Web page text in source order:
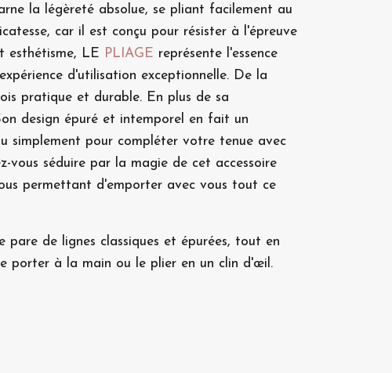
la légèreté absolue, se pliant facilement au
car il est conçu pour résister à l'épreuve
esthétisme, LE PLIAGE représente l'essence
d'utilisation exceptionnelle. De la
pratique et durable. En plus de sa
design épuré et intemporel en fait un
simplement pour compléter votre tenue avec
vous séduire par la magie de cet accessoire
permettant d'emporter avec vous tout ce
de lignes classiques et épurées, tout en
porter à la main ou le plier en un clin d'œil.